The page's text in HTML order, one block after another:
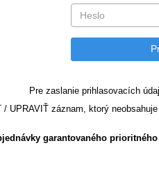
Pre zaslanie prihlasovacích
/ UPRAVIŤ záznam, ktorý
garantovaného